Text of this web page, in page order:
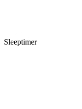
Sleeptimer